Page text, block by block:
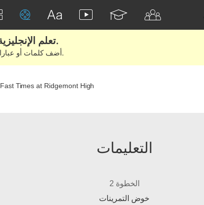
تعلم الإنجليزية الحقيقية من الأفلام والكتب.
أضف كلمات أو عبارات للتعلم والتدريب مع متعلمين آخرين.
Fast Times at Ridgemont High
التعليمات
الخطوة 2
خوض التمرينات